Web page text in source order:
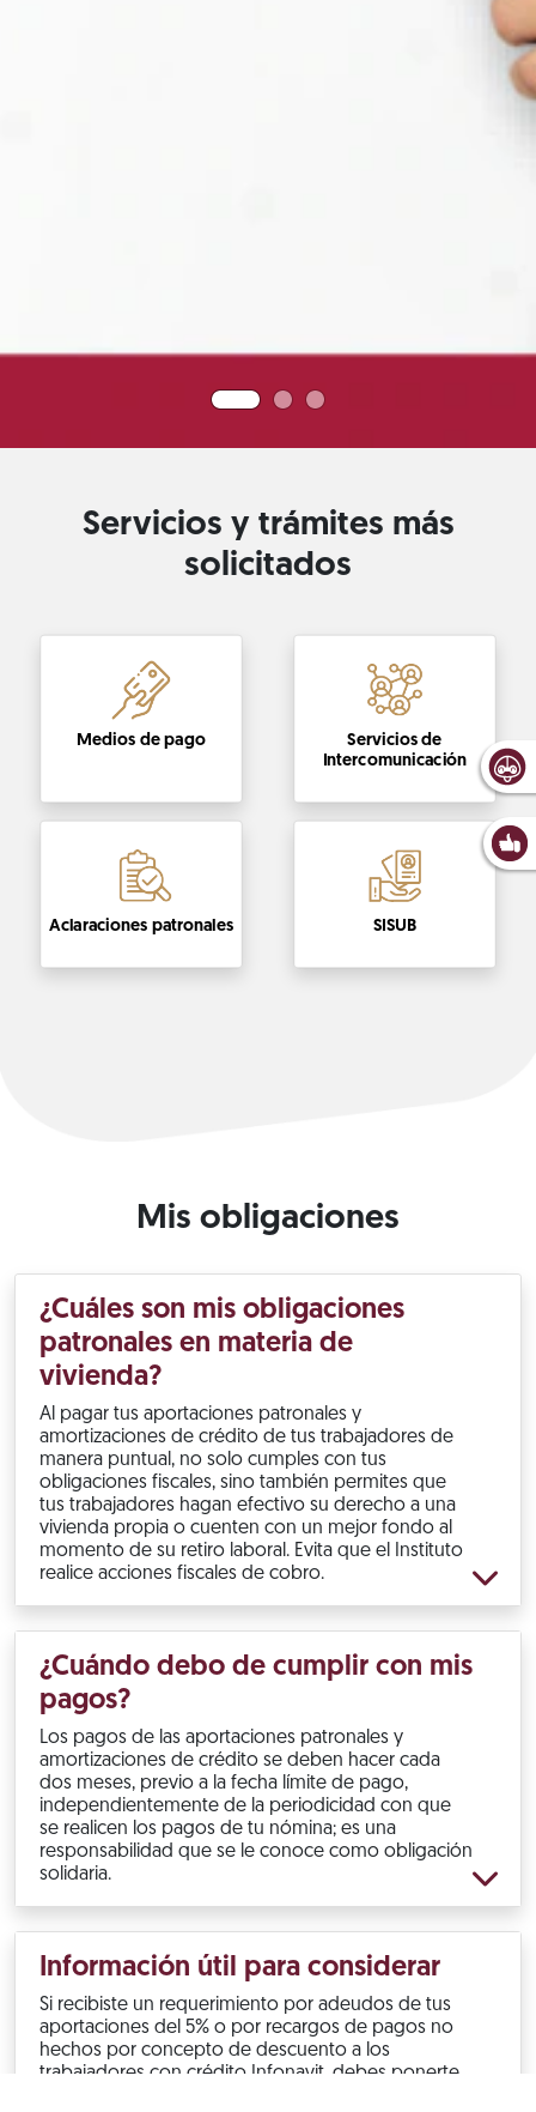
Servicios y trámites más
solicitados
Medios de pago Servicios de
Intercomunicación
Aclaraciones patronales SISUB
Mis obligaciones
¿Cuáles son mis obligaciones
patronales en materia de
vivienda?
Al pagar tus aportaciones patronales y
amortizaciones de crédito de tus trabajadores de
manera puntual, no solo cumples con tus
obligaciones fiscales, sino también permites que
tus trabajadores hagan efectivo su derecho a una
vivienda propia o cuenten con un mejor fondo al
momento de su retiro laboral. Evita que el Instituto
realice acciones fiscales de cobro.
¿Cuándo debo de cumplir con mis
pagos?
Los pagos de las aportaciones patronales y
amortizaciones de crédito se deben hacer cada
dos meses, previo a la fecha límite de pago,
independientemente de la periodicidad con que
se realicen los pagos de tu nómina; es una
responsabilidad que se le conoce como obligación
solidaria.
Información útil para considerar
Si recibiste un requerimiento por adeudos de tus
aportaciones del 5% o por recargos de pagos no
hechos por concepto de descuento a los
trabajadores con crédito Infonavit, debes ponerte